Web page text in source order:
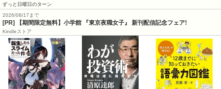
ずっと日曜日のターン
2026/08/17まで
[PR] 【期間限定無料】小学館 『東京夜職女子』 新刊配信記念フェア!
Kindleストア